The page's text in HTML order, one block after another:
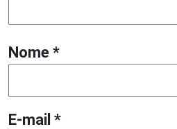
Nome *
E-mail *